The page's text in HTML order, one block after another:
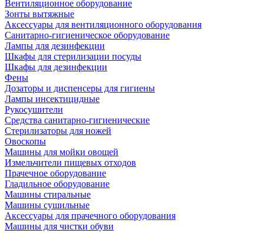
Вентиляционное оборудование
Зонты вытяжные
Аксессуары для вентиляционного оборудования
Санитарно-гигиеническое оборудование
Лампы для дезинфекции
Шкафы для стерилизации посуды
Шкафы для дезинфекции
Фены
Дозаторы и диспенсеры для гигиены
Лампы инсектицидные
Рукосушители
Средства санитарно-гигиенические
Стерилизаторы для ножей
Овоскопы
Машины для мойки овощей
Измельчители пищевых отходов
Прачечное оборудование
Гладильное оборудование
Машины стиральные
Машины сушильные
Аксессуары для прачечного оборудования
Машины для чистки обуви